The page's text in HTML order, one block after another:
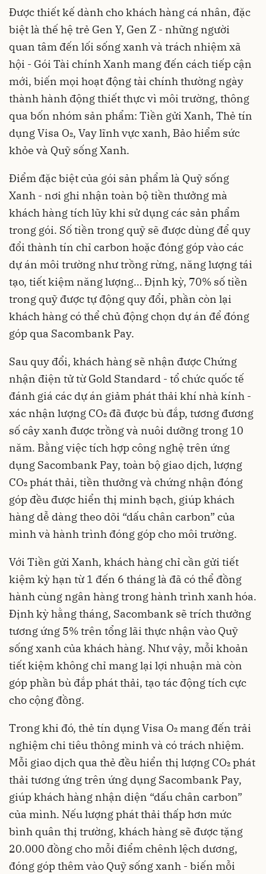
Được thiết kế dành cho khách hàng cá nhân, đặc
biệt là thế hệ trẻ Gen Y, Gen Z - những người
quan tâm đến lối sống xanh và trách nhiệm xã
hội - Gói Tài chính Xanh mang đến cách tiếp cận
mới, biến mọi hoạt động tài chính thường ngày
thành hành động thiết thực vì môi trường, thông
qua bốn nhóm sản phẩm: Tiền gửi Xanh, Thẻ tín
dụng Visa O₂, Vay lĩnh vực xanh, Bảo hiểm sức
khỏe và Quỹ sống Xanh.
Điểm đặc biệt của gói sản phẩm là Quỹ sống
Xanh - nơi ghi nhận toàn bộ tiền thưởng mà
khách hàng tích lũy khi sử dụng các sản phẩm
trong gói. Số tiền trong quỹ sẽ được dùng để quy
đổi thành tín chỉ carbon hoặc đóng góp vào các
dự án môi trường như trồng rừng, năng lượng tái
tạo, tiết kiệm năng lượng… Định kỳ, 70% số tiền
trong quỹ được tự động quy đổi, phần còn lại
khách hàng có thể chủ động chọn dự án để đóng
góp qua Sacombank Pay.
Sau quy đổi, khách hàng sẽ nhận được Chứng
nhận điện tử từ Gold Standard - tổ chức quốc tế
đánh giá các dự án giảm phát thải khí nhà kính -
xác nhận lượng CO₂ đã được bù đắp, tương đương
số cây xanh được trồng và nuôi dưỡng trong 10
năm. Bằng việc tích hợp công nghệ trên ứng
dụng Sacombank Pay, toàn bộ giao dịch, lượng
CO₂ phát thải, tiền thưởng và chứng nhận đóng
góp đều được hiển thị minh bạch, giúp khách
hàng dễ dàng theo dõi “dấu chân carbon” của
mình và hành trình đóng góp cho môi trường.
Với Tiền gửi Xanh, khách hàng chỉ cần gửi tiết
kiệm kỳ hạn từ 1 đến 6 tháng là đã có thể đồng
hành cùng ngân hàng trong hành trình xanh hóa.
Định kỳ hằng tháng, Sacombank sẽ trích thưởng
tương ứng 5% trên tổng lãi thực nhận vào Quỹ
sống xanh của khách hàng. Như vậy, mỗi khoản
tiết kiệm không chỉ mang lại lợi nhuận mà còn
góp phần bù đắp phát thải, tạo tác động tích cực
cho cộng đồng.
Trong khi đó, thẻ tín dụng Visa O₂ mang đến trải
nghiệm chi tiêu thông minh và có trách nhiệm.
Mỗi giao dịch qua thẻ đều hiển thị lượng CO₂ phát
thải tương ứng trên ứng dụng Sacombank Pay,
giúp khách hàng nhận diện “dấu chân carbon”
của mình. Nếu lượng phát thải thấp hơn mức
bình quân thị trường, khách hàng sẽ được tặng
20.000 đồng cho mỗi điểm chênh lệch dương,
đóng góp thêm vào Quỹ sống xanh - biến mỗi